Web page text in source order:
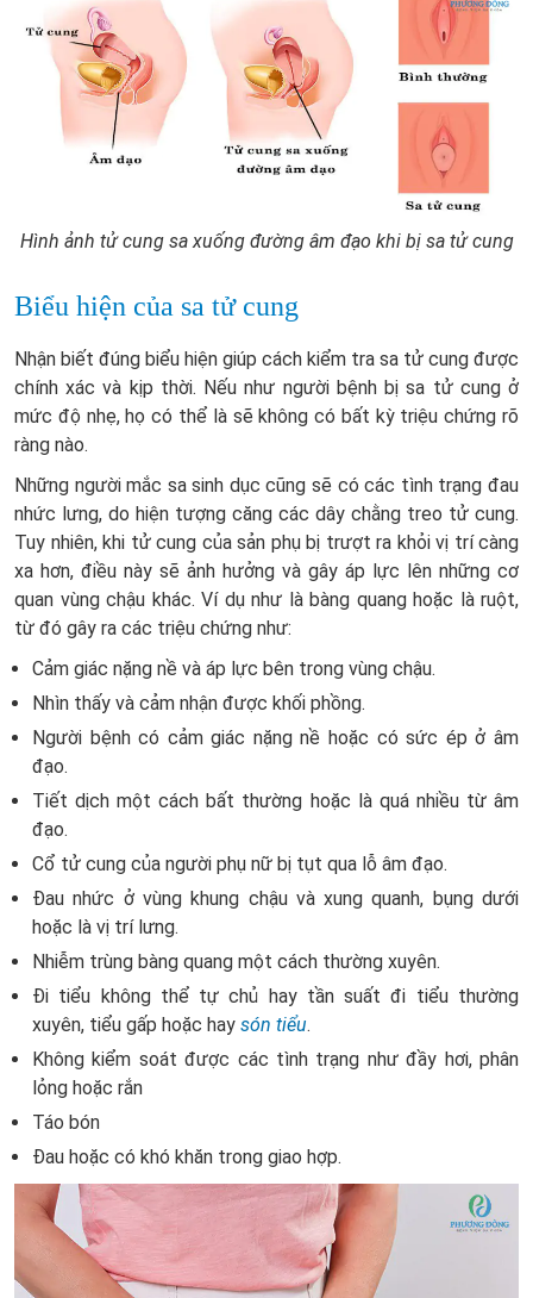
Hình ảnh tử cung sa xuống đường âm đạo khi bị sa tử cung
Biểu hiện của sa tử cung
Nhận biết đúng biểu hiện giúp cách kiểm tra sa tử cung được
chính xác và kịp thời. Nếu như người bệnh bị sa tử cung ở
mức độ nhẹ, họ có thể là sẽ không có bất kỳ triệu chứng rõ
ràng nào.
Những người mắc sa sinh dục cũng sẽ có các tình trạng đau
nhức lưng, do hiện tượng căng các dây chằng treo tử cung.
Tuy nhiên, khi tử cung của sản phụ bị trượt ra khỏi vị trí càng
xa hơn, điều này sẽ ảnh hưởng và gây áp lực lên những cơ
quan vùng chậu khác. Ví dụ như là bàng quang hoặc là ruột,
từ đó gây ra các triệu chứng như:
Cảm giác nặng nề và áp lực bên trong vùng chậu.
Nhìn thấy và cảm nhận được khối phồng.
Người bệnh có cảm giác nặng nề hoặc có sức ép ở âm
đạo.
Tiết dịch một cách bất thường hoặc là quá nhiều từ âm
đạo.
Cổ tử cung của người phụ nữ bị tụt qua lỗ âm đạo.
Đau nhức ở vùng khung chậu và xung quanh, bụng dưới
hoặc là vị trí lưng.
Nhiễm trùng bàng quang một cách thường xuyên.
Đi tiểu không thể tự chủ hay tần suất đi tiểu thường
xuyên, tiểu gấp hoặc hay són tiểu.
Không kiểm soát được các tình trạng như đầy hơi, phân
lỏng hoặc rắn
Táo bón
Đau hoặc có khó khăn trong giao hợp.